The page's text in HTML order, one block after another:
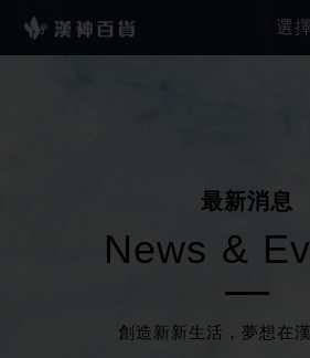
選
最新消息
News & Ev
創造新新生活，夢想在